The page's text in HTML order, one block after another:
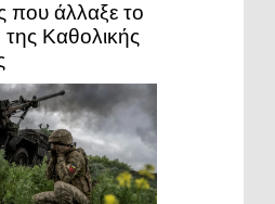
άλλαξε το
Καθολικής